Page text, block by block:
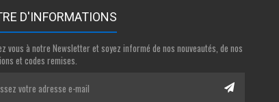
D'INFORMATIONS
vous à notre Newsletter et soyez informé de nos nouveautés, de nos
et codes remises.